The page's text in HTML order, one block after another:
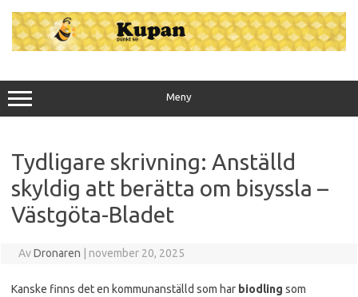
innehåll
Meny
Tydligare skrivning: Anställd
skyldig att berätta om bisyssla –
Västgöta-Bladet
AvDronaren november 20, 2025
Kanske finns det en kommunanställd som har biodling som